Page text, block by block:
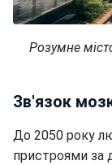
Розумне
Зв'язок
До 2050 року
пристроями за